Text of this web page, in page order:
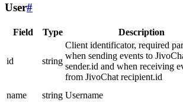
User#
Field Type Description
id string
Client identificator, required
when sending events to
sender.id and when receiving
from JivoChat recipient.id
name string Username